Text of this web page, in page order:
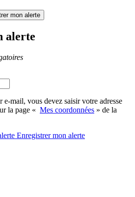
mon alerte
alerte
e-mail, vous devez saisir votre adresse
la page « Mes coordonnées » de la
Enregistrermon alerte